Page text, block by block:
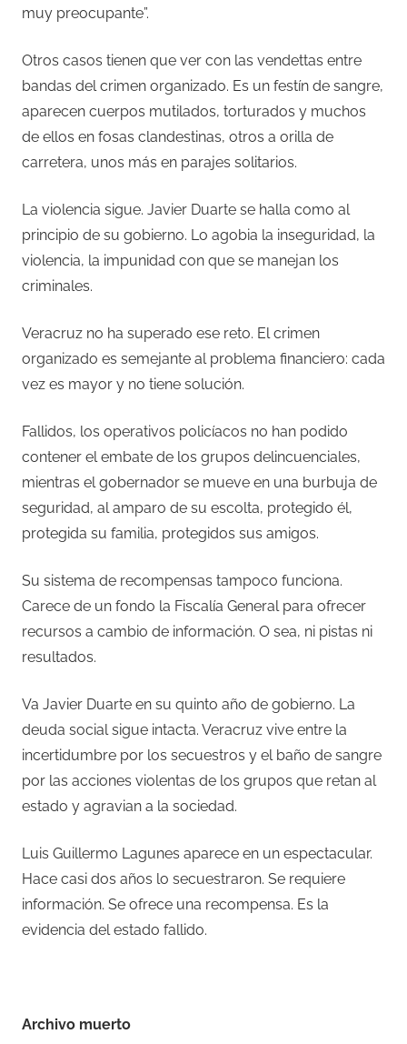
muy preocupante”.
Otros casos tienen que ver con las vendettas entre
bandas del crimen organizado. Es un festín de sangre,
aparecen cuerpos mutilados, torturados y muchos
de ellos en fosas clandestinas, otros a orilla de
carretera, unos más en parajes solitarios.
La violencia sigue. Javier Duarte se halla como al
principio de su gobierno. Lo agobia la inseguridad, la
violencia, la impunidad con que se manejan los
criminales.
Veracruz no ha superado ese reto. El crimen
organizado es semejante al problema financiero: cada
vez es mayor y no tiene solución.
Fallidos, los operativos policíacos no han podido
contener el embate de los grupos delincuenciales,
mientras el gobernador se mueve en una burbuja de
seguridad, al amparo de su escolta, protegido él,
protegida su familia, protegidos sus amigos.
Su sistema de recompensas tampoco funciona.
Carece de un fondo la Fiscalía General para ofrecer
recursos a cambio de información. O sea, ni pistas ni
resultados.
Va Javier Duarte en su quinto año de gobierno. La
deuda social sigue intacta. Veracruz vive entre la
incertidumbre por los secuestros y el baño de sangre
por las acciones violentas de los grupos que retan al
estado y agravian a la sociedad.
Luis Guillermo Lagunes aparece en un espectacular.
Hace casi dos años lo secuestraron. Se requiere
información. Se ofrece una recompensa. Es la
evidencia del estado fallido.
Archivo muerto